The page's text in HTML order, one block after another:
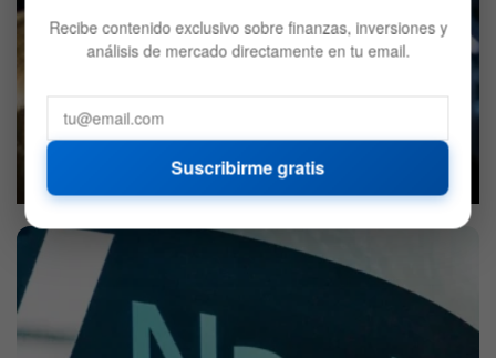
La burbuja de la IA podría llevar a Bitcoin al millón de
dólares, según Arthur Hayes
Recibe contenido exclusivo sobre finanzas, inversiones y
análisis de mercado directamente en tu email.
Suscribirme gratis